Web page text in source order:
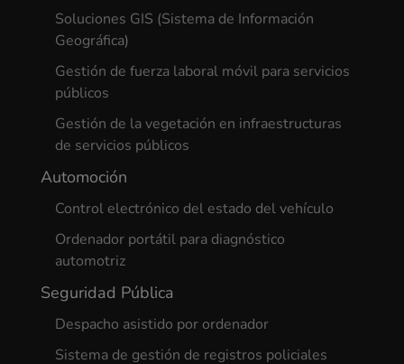
Soluciones GIS (Sistema de Información
Geográfica)
Gestión de fuerza laboral móvil para servicios
públicos
Gestión de la vegetación en infraestructuras
de servicios públicos
Automoción
Control electrónico del estado del vehículo
Ordenador portátil para diagnóstico
automotriz
Seguridad Pública
Despacho asistido por ordenador
Sistema de gestión de registros policiales